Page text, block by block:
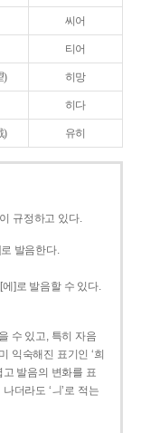
씨어
티어
) 히망
히다
) 유히
규정하고 있다.
발음한다.
에]로 발음할 수 있다.
수 있고, 특히 자음
익숙해진 표기인 ‘희
고 발음의 변화를 표
더라도 ‘ㅢ’로 적는